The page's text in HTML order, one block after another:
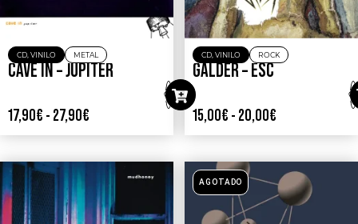
CD, VINILO METAL
CAVE IN – JUPITER
17,90€ - 27,90€
CD, VINILO ROCK
GALDER – ESC
15,00€ - 20,00€
AGOTADO